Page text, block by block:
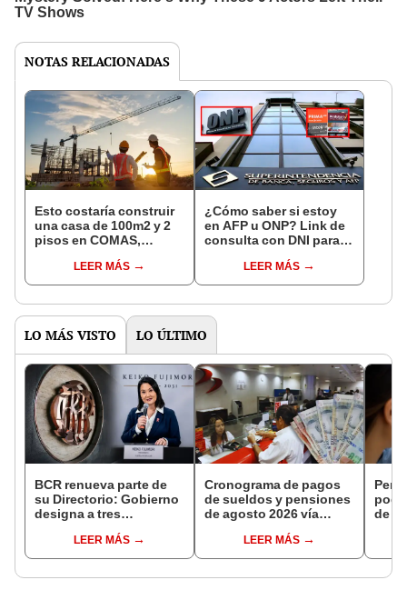
NOTAS RELACIONADAS
Esto costaría construir
una casa de 100m2 y 2
pisos en COMAS,
distritos de LIMA
NORTE
LEER MÁS
¿Cómo saber si estoy
en AFP u ONP? Link de
consulta con DNI para
pensiones estás
LEER MÁS
LO MÁS VISTO LO ÚLTIMO
BCR renueva parte de
su Directorio: Gobierno
designa a tres
EjecutivoLEER MÁS
Cronograma de pagos
de sueldos y pensiones
de agosto 2026 vía
conoce las fechas de
depósito
LEER MÁS
de